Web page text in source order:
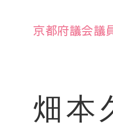
京都府議会議
畑本